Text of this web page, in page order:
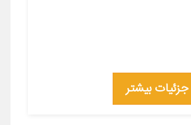
جزئیات بیشتر